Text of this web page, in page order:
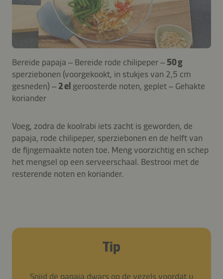
Bereide papaja – Bereide rode chilipeper – 50 g
sperziebonen (voorgekookt, in stukjes van 2,5 cm
gesneden) – 2 el geroosterde noten, geplet – Gehakte
koriander
Voeg, zodra de koolrabi iets zacht is geworden, de
papaja, rode chilipeper, sperziebonen en de helft van
de fijngemaakte noten toe. Meng voorzichtig en schep
het mengsel op een serveerschaal. Bestrooi met de
resterende noten en koriander.
Tip
Snijd de papaja dwars op de vezels voordat u